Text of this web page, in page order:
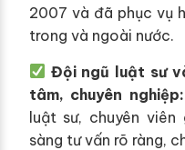
2007 và đã phục vụ
trong và ngoài nước.
Đội ngũ luật sư
tâm, chuyên nghiệp:
luật sư, chuyên viên
sàng tư vấn rõ ràng,